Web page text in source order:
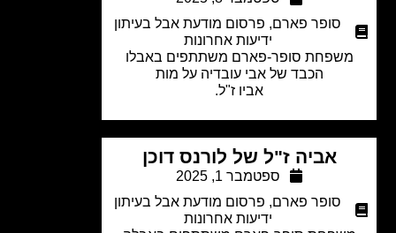
סופר פארם,פרסום מודעת אבל בעיתון
ידיעות אחרונות
סופר-פארם משתתפים באבלו
הכבד של אבי עובדיה על מות
אביו ז"ל.
אביה ז"ל של לורנס דוכן
ספטמבר 1, 2025
סופר פארם,פרסום מודעת אבל בעיתון
ידיעות אחרונות